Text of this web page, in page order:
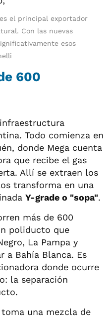
el principal exportador
Con las nuevas
esos
600
Todo comienza en
donde Mega cuenta
que recibe el gas
Allí se extraen los
transforma en una
Y-grade o "sopa".
más de 600
poliducto que
La Pampa y
a Bahía Blanca. Es
donde ocurre
la separación
toma una mezcla de